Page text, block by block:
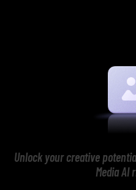
Unlock your creative
Media AI